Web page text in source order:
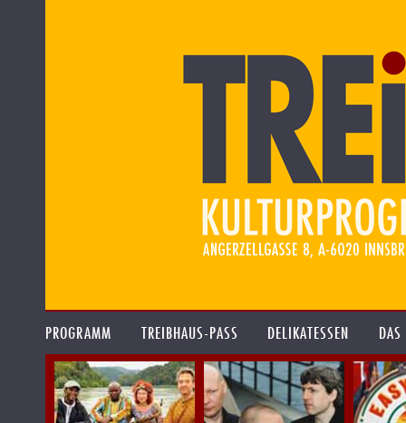
PROGRAMM TREIBHAUS-PASS DELIKATESSEN